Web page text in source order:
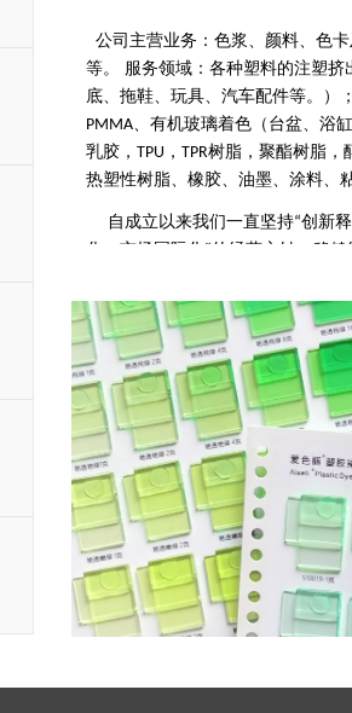
公司主营业务：色浆、颜料、色
等。 服务领域：各种塑料的注塑
底、拖鞋、玩具、汽车配件等。）
PMMA、有机玻璃着色（台盆、浴
乳胶， TPU ， TPR树脂，聚酯树脂，
热塑性树脂、橡胶、油墨、涂料、
自成立以来我们一直坚持“创新
化、市场国际化
的经营方针，稳